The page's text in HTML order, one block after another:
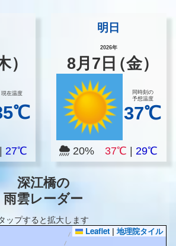
）
現在温度
27℃
明日
2026年
8月 7 日（金）
同時刻の
予想温度
37℃
20%37℃ |29℃
深江橋の
雨雲レーダー
ップすると拡大します
Leaflet | 地理院タイル